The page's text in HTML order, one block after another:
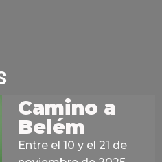
Camino a
Belém
Entre el 10 y el 21 de